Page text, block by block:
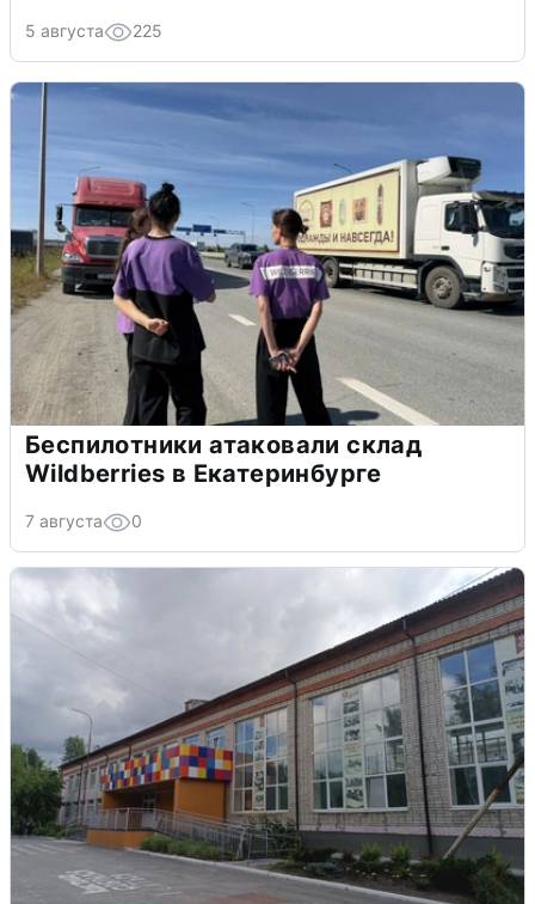
5 августа 225
Беспилотники атаковали склад
Wildberries в Екатеринбурге
7 августа 0